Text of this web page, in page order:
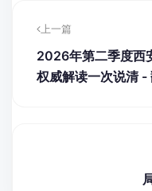
上一篇
2026年第二季度西
权威解读一次说清 -